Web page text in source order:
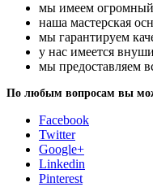
мы имеем огромный
наша мастерская
мы гарантируем
у нас имеется
мы предоставляем
По любым вопросам вы
Facebook
Twitter
Google+
Linkedin
Pinterest